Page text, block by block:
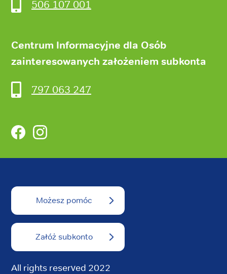
506 107 001
Centrum Informacyjne dla Osób
zainteresowanych założeniem subkonta
797 063 247
FacebookInstagram
Możesz pomóc
Załóż subkonto
All rights reserved 2022